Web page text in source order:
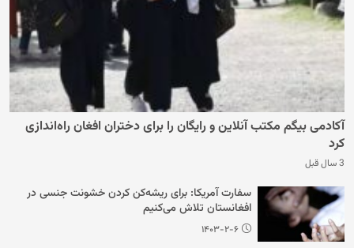
آکادمی بیگم مکتب آنلاین و رایگان را برای دختران افغان راه‌اندازی
کرد
3 سال قبل
سفارت آمریکا: برای ریشه‌کن کردن خشونت جنسی در
افغانستان تلاش می‌کنیم
۱۴۰۳-۲-۶